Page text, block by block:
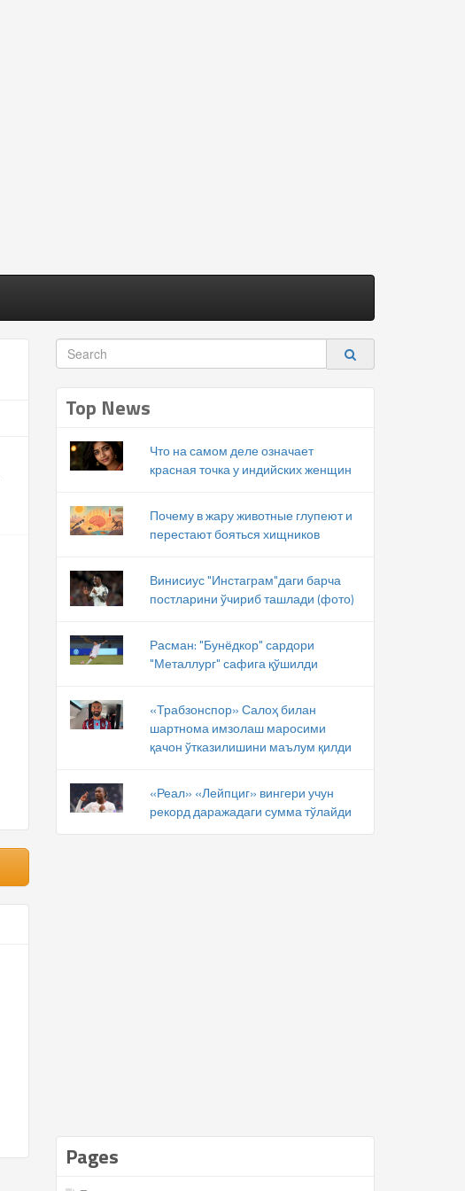
Top News
Что на самом деле означает
красная точка у индийских женщин
Почему в жару животные глупеют и
перестают бояться хищников
Винисиус "Инстаграм"даги барча
постларини ўчириб ташлади (фото)
Расман: "Бунёдкор" сардори
"Металлург" сафига қўшилди
«Трабзонспор» Салоҳ билан
шартнома имзолаш маросими
қачон ўтказилишини маълум қилди
«Реал» «Лейпциг» вингери учун
рекорд даражадаги сумма тўлайди
Pages